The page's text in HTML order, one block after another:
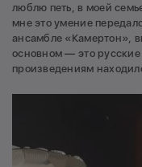
люблю петь, в моей
мне это умение
ансамбле «Камертон»,
основном — это
произведениям